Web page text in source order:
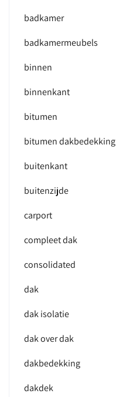
badkamer
badkamermeubels
binnen
binnenkant
bitumen
bitumen dakbedekking
buitenkant
buitenzijde
carport
compleet dak
consolidated
dak
dak isolatie
dak over dak
dakbedekking
dakdek